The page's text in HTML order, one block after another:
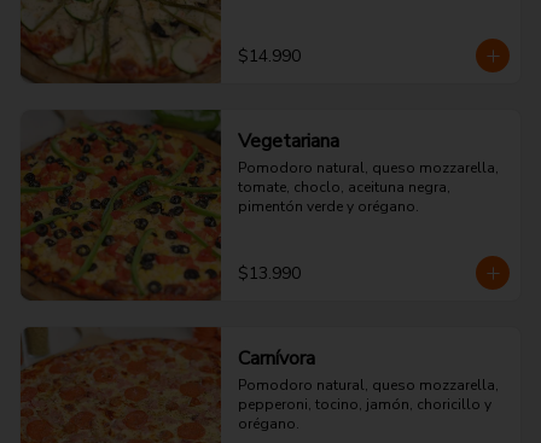
$14.990
Vegetariana
Pomodoro natural, queso mozzarella,
tomate, choclo, aceituna negra,
pimentón verde y orégano.
$13.990
Carnívora
Pomodoro natural, queso mozzarella,
pepperoni, tocino, jamón, choricillo y
orégano.